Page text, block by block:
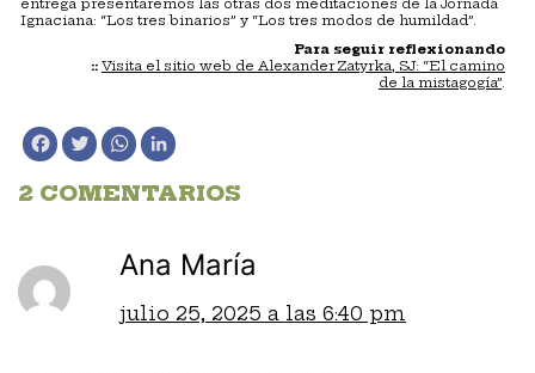
entrega presentaremos las otras dos meditaciones de la Jornada
Ignaciana: “Los tres binarios” y “Los tres modos de humildad”.
Para seguir reflexionando
:: Visita el sitio web de Alexander Zatyrka, SJ: “El camino
de la mistagogía”.
Facebook
TwitterWhatsApp
2 COMENTARIOS
Ana María
julio 25, 2025 a las 6:40 pm